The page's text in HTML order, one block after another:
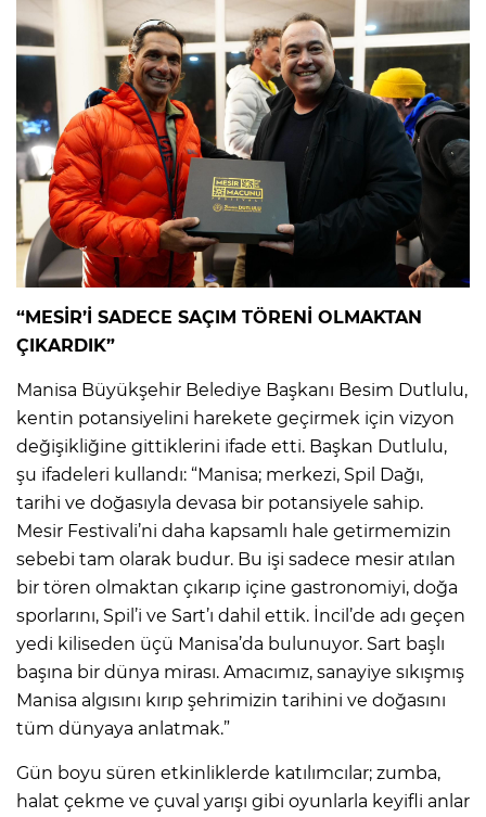
“MESİR’İ SADECE SAÇIM TÖRENİ OLMAKTAN
ÇIKARDIK”
Manisa Büyükşehir Belediye Başkanı Besim Dutlulu,
kentin potansiyelini harekete geçirmek için vizyon
değişikliğine gittiklerini ifade etti. Başkan Dutlulu,
şu ifadeleri kullandı: “Manisa; merkezi, Spil Dağı,
tarihi ve doğasıyla devasa bir potansiyele sahip.
Mesir Festivali’ni daha kapsamlı hale getirmemizin
sebebi tam olarak budur. Bu işi sadece mesir atılan
bir tören olmaktan çıkarıp içine gastronomiyi, doğa
sporlarını, Spil’i ve Sart’ı dahil ettik. İncil’de adı geçen
yedi kiliseden üçü Manisa’da bulunuyor. Sart başlı
başına bir dünya mirası. Amacımız, sanayiye sıkışmış
Manisa algısını kırıp şehrimizin tarihini ve doğasını
tüm dünyaya anlatmak.”
Gün boyu süren etkinliklerde katılımcılar; zumba,
halat çekme ve çuval yarışı gibi oyunlarla keyifli anlar